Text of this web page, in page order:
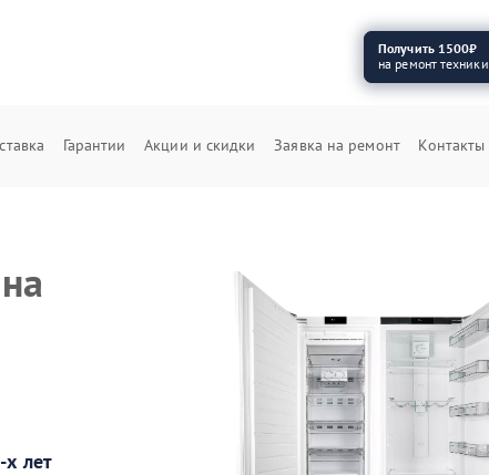
Получить 1500₽
на ремонт техники
Гарантии Акции и скидки Заявка на ремонт Контакты
лет